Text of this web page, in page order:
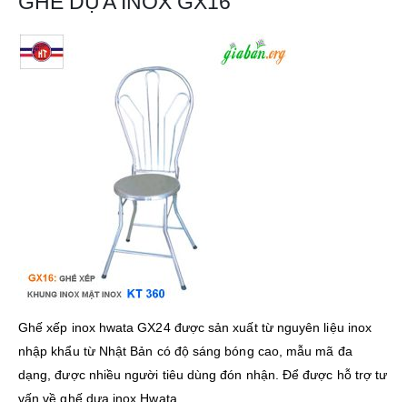
Ghế xếp inox hwata GX24 được sản xuất từ nguyên liệu inox
nhập khẩu từ Nhật Bản có độ sáng bóng cao, mẫu mã đa
dạng, được nhiều người tiêu dùng đón nhận. Để được hỗ trợ tư
vấn về ghế dựa inox Hwata